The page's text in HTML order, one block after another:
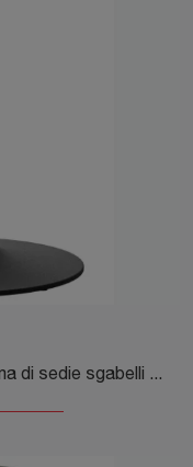
Clicca per scoprire una ricca gamma di sedie sgabelli per stanze moderne: il modello Spool SG di Veneta Cucine ti aspetta!